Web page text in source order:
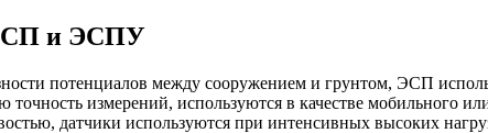
и ЭСПУ
потенциалов между сооружением и грунтом, ЭСП
измерений, используются в качестве мобильного
датчики используются при интенсивных высоких